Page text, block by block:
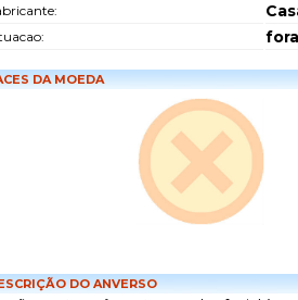
DA MOEDA
DO ANVERSO